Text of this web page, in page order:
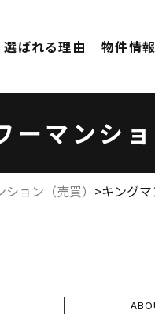
選ばれる理由 物件情報
ーマンショ
ョン（売買） >キング